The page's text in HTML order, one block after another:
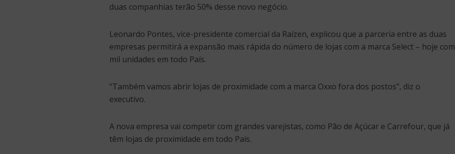
duas companhias terão 50% desse novo negócio.
Leonardo Pontes, vice-presidente comercial da Raízen, explicou que a parceria entre as duas
empresas permitirá a expansão mais rápida do número de lojas com a marca Select – hoje com
mil unidades em todo País.
“Também vamos abrir lojas de proximidade com a marca Oxxo fora dos postos”, diz o
executivo.
A nova empresa vai competir com grandes varejistas, como Pão de Açúcar e Carrefour, que já
têm lojas de proximidade em todo País.